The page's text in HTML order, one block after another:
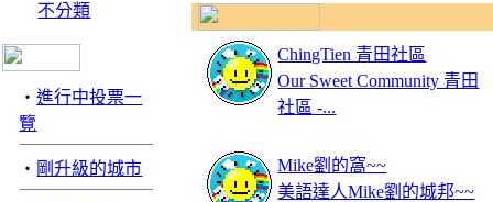
不分類
‧進行中投票一
覽
‧ 剛升級的城市
ChingTien 青田社區
Our Sweet Community 青田
社區 -...
Mike劉的窩~~
美語達人Mike劉的城邦~~